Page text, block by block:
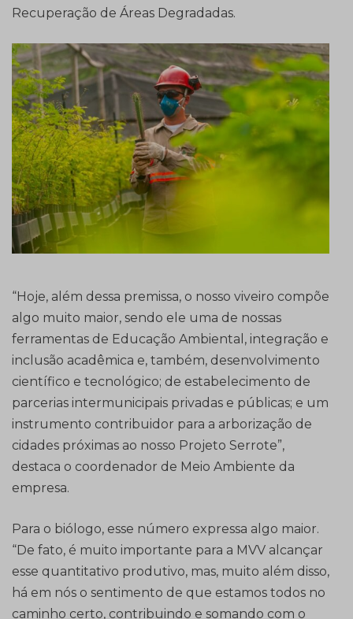
Recuperação de Áreas Degradadas.
“Hoje, além dessa premissa, o nosso viveiro compõe
algo muito maior, sendo ele uma de nossas
ferramentas de Educação Ambiental, integração e
inclusão acadêmica e, também, desenvolvimento
científico e tecnológico; de estabelecimento de
parcerias intermunicipais privadas e públicas; e um
instrumento contribuidor para a arborização de
cidades próximas ao nosso Projeto Serrote”,
destaca o coordenador de Meio Ambiente da
empresa.
Para o biólogo, esse número expressa algo maior.
“De fato, é muito importante para a MVV alcançar
esse quantitativo produtivo, mas, muito além disso,
há em nós o sentimento de que estamos todos no
caminho certo, contribuindo e somando com o